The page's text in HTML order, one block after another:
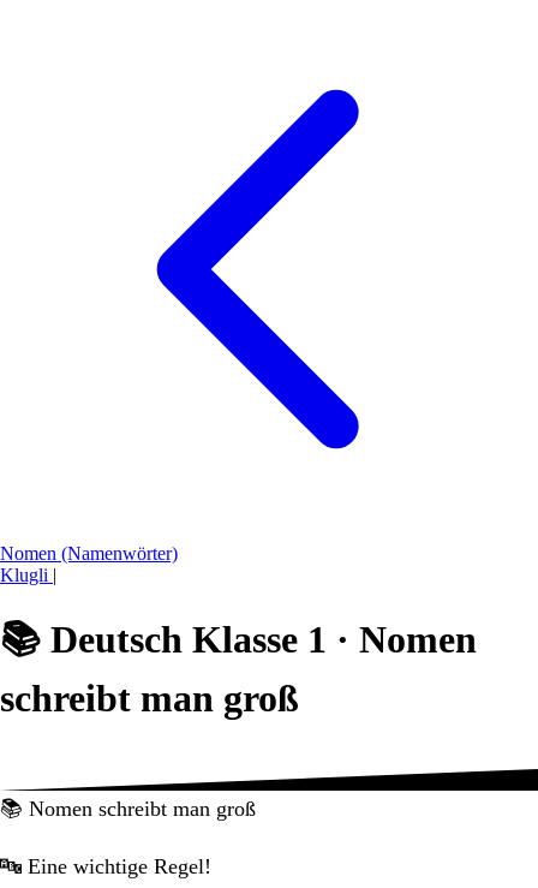
Nomen (Namenwörter)
Klugli |
📚 Deutsch Klasse 1 · Nomen
schreibt man groß
📚 Nomen schreibt man groß
🔤 Eine wichtige Regel!